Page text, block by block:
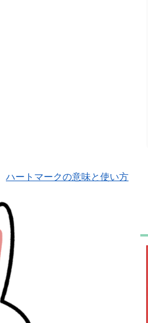
ハートマークの意味と使い方